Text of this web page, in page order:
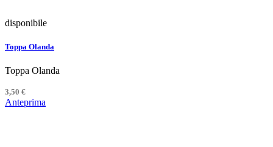
disponibile
Toppa Olanda
Toppa Olanda
3,50 €
Anteprima